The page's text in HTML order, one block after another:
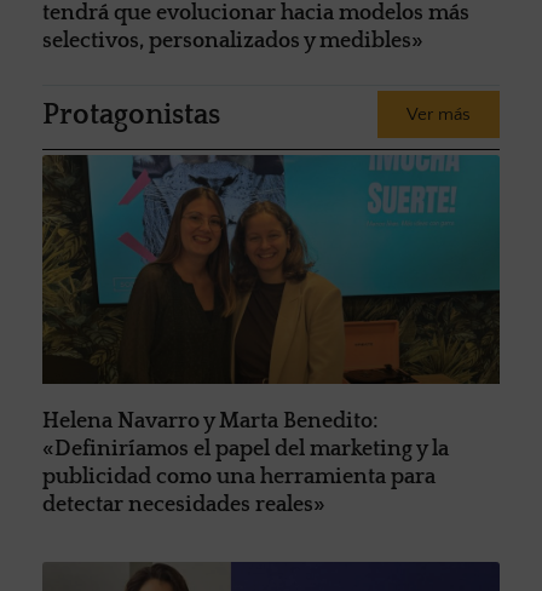
tendrá que evolucionar hacia modelos más
selectivos, personalizados y medibles»
Protagonistas Ver más
Helena Navarro y Marta Benedito:
«Definiríamos el papel del marketing y la
publicidad como una herramienta para
detectar necesidades reales»